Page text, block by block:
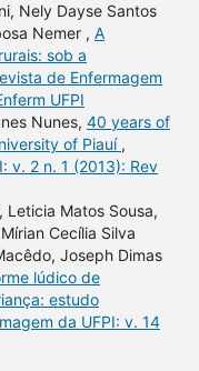
Nely Dayse Santos
Nemer , A
sob a
de Enfermagem
UFPI
Nunes, 40 years of
of Piauí ,
v. 2 n. 1 (2013): Rev
Leticia Matos Sousa,
Cecília Silva
Joseph Dimas
lúdico de
estudo
da UFPI: v. 14